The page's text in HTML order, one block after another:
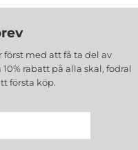
först med att få ta del av
rabatt på alla skal, fodral
första köp.